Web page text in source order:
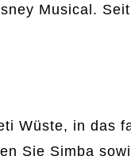
Musical.
Wüste, in das
Sie Simba